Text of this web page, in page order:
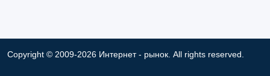
Copyright © 2009-2026 Интернет - рынок. All rights reserved.